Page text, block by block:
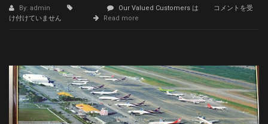
By: admin Our Valued Customers は
コメントを受
け付けていません
Read more